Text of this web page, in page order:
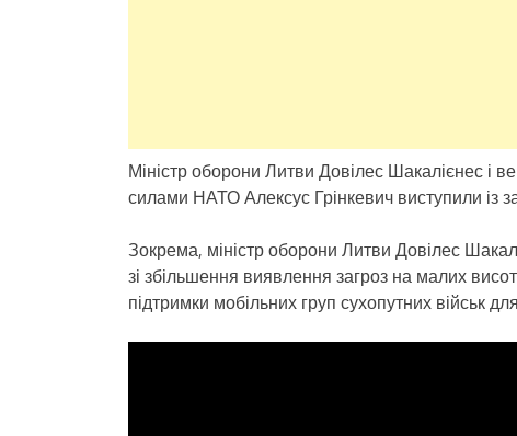
Міністр оборони Литви Довілес Шакалієнес і
силами НАТО Алексус Грінкевич виступили із
Зокрема, міністр оборони Литви Довілес
зі збільшення виявлення загроз на малих
підтримки мобільних груп сухопутних військ